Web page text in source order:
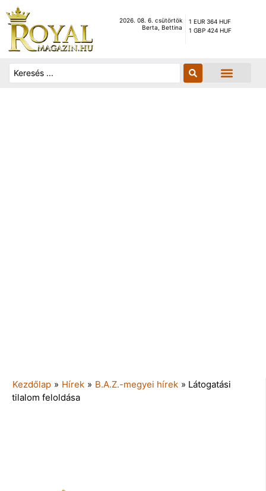
2026. 08. 6. csütörtök
Berta, Bettina
1 EUR 364 HUF
1 GBP 424 HUF
Kezdőlap » Hírek » B.A.Z.-megyei hírek » Látogatási
tilalom feloldása